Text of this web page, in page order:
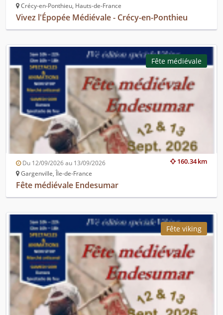
Crécy-en-Ponthieu, Hauts-de-France
Vivez l'Épopée Médiévale - Crécy-en-Ponthieu
Fête médiévale
160.34 km
Du 12/09/2026 au 13/09/2026
Gargenville, Île-de-France
Fête médiévale Endesumar
Fête viking